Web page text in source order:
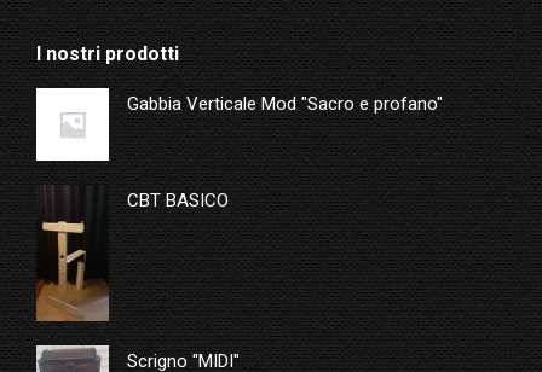
I nostri prodotti
Gabbia Verticale Mod "Sacro e profano"
CBT BASICO
Scrigno "MIDI"